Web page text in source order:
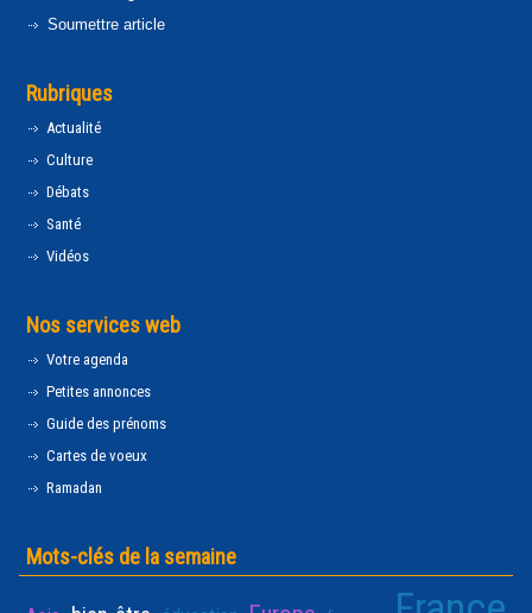
Soumettre article
Rubriques
Actualité
Culture
Débats
Santé
Vidéos
Nos services web
Votre agenda
Petites annonces
Guide des prénoms
Cartes de voeux
Ramadan
Mots-clés de la semaine